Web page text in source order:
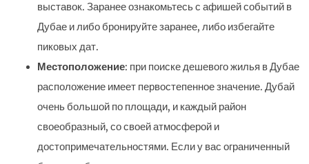
выставок. Заранее ознакомьтесь с афишей событий в
Дубае и либо бронируйте заранее, либо избегайте
пиковых дат.
Местоположение: при поиске дешевого жилья в Дубае
расположение имеет первостепенное значение. Дубай
очень большой по площади, и каждый район
своеобразный, со своей атмосферой и
достопримечательностями. Если у вас ограниченный